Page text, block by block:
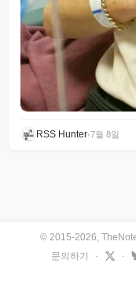
RSS Hunter•7월 8일
© 2015-2026,
문의하기
· ·